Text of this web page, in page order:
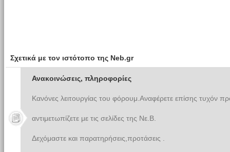
Σχετικά με τον ιστότοπο της Neb.gr
Ανακοινώσεις, πληροφορίες
Κανόνες λειτουργίας του φόρουμ.Αναφέρετε επίσης τυχόν
αντιμετωπίζετε με τις σελίδες της Νε.Β.
Δεχόμαστε και παρατηρήσεις,προτάσεις .